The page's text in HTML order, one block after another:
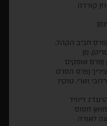
קורדה
חביב הקהל,
סן
(פרס אופקים
ציריך (פרס הסרט
וארי, טוקיו
דיוויד
חסוס
לאורה